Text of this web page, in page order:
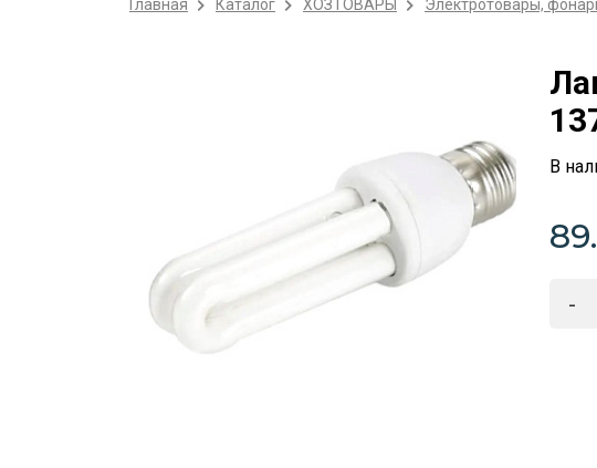
Главная Каталог ХОЗТОВАРЫ Электротовары,
В
-